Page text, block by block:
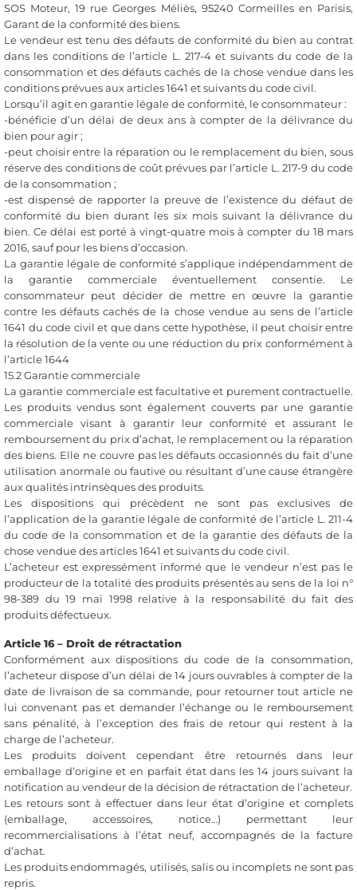
SOS Moteur, 19 rue Georges Méliès, 95240 Cormeilles en Parisis,
Garant de la conformité des biens.
Le vendeur est tenu des défauts de conformité du bien au contrat
dans les conditions de l’article L. 217-4 et suivants du code de la
consommation et des défauts cachés de la chose vendue dans les
conditions prévues aux articles 1641 et suivants du code civil.
Lorsqu’il agit en garantie légale de conformité, le consommateur :
-bénéficie d’un délai de deux ans à compter de la délivrance du
bien pour agir ;
-peut choisir entre la réparation ou le remplacement du bien, sous
réserve des conditions de coût prévues par l’article L. 217-9 du code
de la consommation ;
-est dispensé de rapporter la preuve de l’existence du défaut de
conformité du bien durant les six mois suivant la délivrance du
bien. Ce délai est porté à vingt-quatre mois à compter du 18 mars
2016, sauf pour les biens d’occasion.
La garantie légale de conformité s’applique indépendamment de
la garantie commerciale éventuellement consentie. Le
consommateur peut décider de mettre en œuvre la garantie
contre les défauts cachés de la chose vendue au sens de l’article
1641 du code civil et que dans cette hypothèse, il peut choisir entre
la résolution de la vente ou une réduction du prix conformément à
l’article 1644
15.2 Garantie commerciale
La garantie commerciale est facultative et purement contractuelle.
Les produits vendus sont également couverts par une garantie
commerciale visant à garantir leur conformité et assurant le
remboursement du prix d’achat, le remplacement ou la réparation
des biens. Elle ne couvre pas les défauts occasionnés du fait d’une
utilisation anormale ou fautive ou résultant d’une cause étrangère
aux qualités intrinsèques des produits.
Les dispositions qui précèdent ne sont pas exclusives de
l’application de la garantie légale de conformité de l’article L. 211-4
du code de la consommation et de la garantie des défauts de la
chose vendue des articles 1641 et suivants du code civil.
L’acheteur est expressément informé que le vendeur n’est pas le
producteur de la totalité des produits présentés au sens de la loi n°
98-389 du 19 mai 1998 relative à la responsabilité du fait des
produits défectueux.
Article 16 – Droit de rétractation
Conformément aux dispositions du code de la consommation,
l’acheteur dispose d’un délai de 14 jours ouvrables à compter de la
date de livraison de sa commande, pour retourner tout article ne
lui convenant pas et demander l’échange ou le remboursement
sans pénalité, à l’exception des frais de retour qui restent à la
charge de l’acheteur.
Les produits doivent cependant être retournés dans leur
emballage d’origine et en parfait état dans les 14 jours suivant la
notification au vendeur de la décision de rétractation de l’acheteur.
Les retours sont à effectuer dans leur état d’origine et complets
(emballage, accessoires, notice…) permettant leur
recommercialisations à l’état neuf, accompagnés de la facture
d’achat.
Les produits endommagés, utilisés, salis ou incomplets ne sont pas
repris.